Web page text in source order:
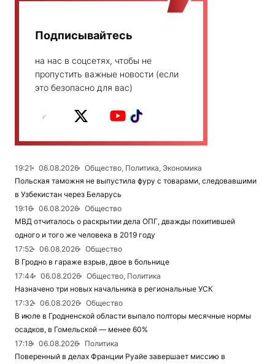
Подписывайтесь
на нас в соцсетях, чтобы не
пропустить важные новости (если
это безопасно для вас)
19:21 06.08.2026
Общество, Политика, Экономика
Польская таможня не выпустила фуру с товарами, следовавшими
в Узбекистан через Беларусь
19:16
06.08.2026
Общество
МВД отчиталось о раскрытии дела ОПГ, дважды похитившей
одного и того же человека в 2019 году
17:52
06.08.2026
Общество
В Гродно в гараже взрыв, двое в больнице
17:44
06.08.2026
Общество, Политика
Назначено три новых начальника в региональные УСК
17:32
06.08.2026
Общество
В июле в Гродненской области выпало полторы месячные нормы
осадков, в Гомельской — менее 60%
17:18
06.08.2026
Политика
Поверенный в делах Франции Руайе завершает миссию в